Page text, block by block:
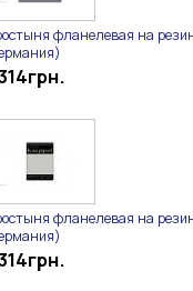
фланелевая на
грн.
фланелевая на
грн.